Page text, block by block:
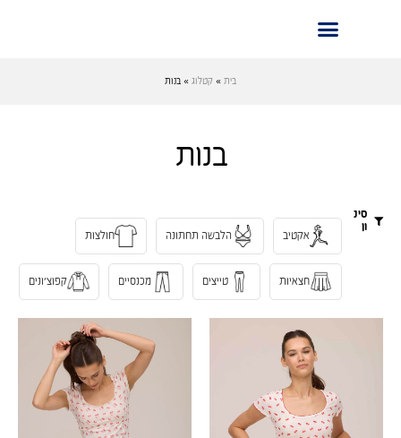
בית » קטלוג » בנות
בנות
סינ
ון
אקטיב הלבשה תחתונה חולצות
חצאיות טייצים מכנסיים קפוצ׳ונים